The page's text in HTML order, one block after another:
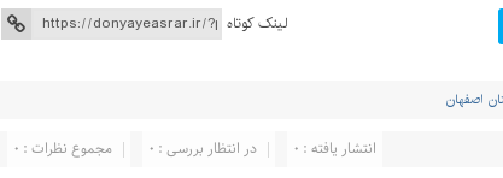
لینک کوتاه
اصفهان
مجموع نظرات : 0 در انتظار بررسی : 0 انتشار یافته : 0